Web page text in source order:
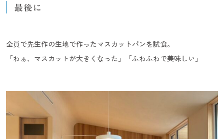
最後に
全員で先生作の生地で作ったマスカットパンを試食。
「わぁ、マスカットが大きくなった」「ふわふわで美味しい」